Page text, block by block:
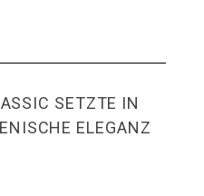
SETZTE IN
ELEGANZ